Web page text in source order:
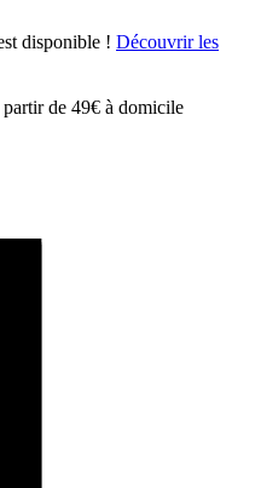
disponible ! Découvrir les
de 49€ à domicile